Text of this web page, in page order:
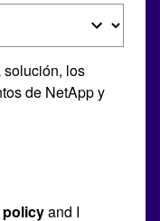
solución, los
de NetApp y
and I